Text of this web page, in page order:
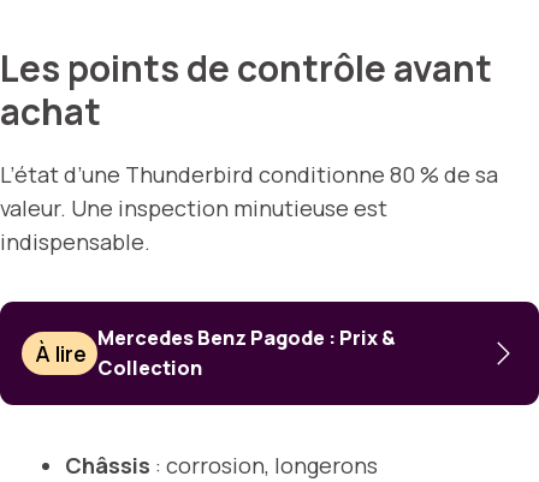
Les points de contrôle avant
achat
L’état d’une Thunderbird conditionne 80 % de sa
valeur. Une inspection minutieuse est
indispensable.
À lire
Mercedes Benz Pagode : Prix &
Collection
Châssis : corrosion, longerons